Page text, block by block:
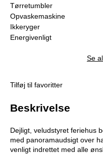
Tørretumbler
Opvaskemaskine
Ikkeryger
Energivenligt
Se
Tilføj til favoritter
Beskrivelse
Dejligt, veludstyret feriehus
med panoramaudsigt over
venligt indrettet med alle